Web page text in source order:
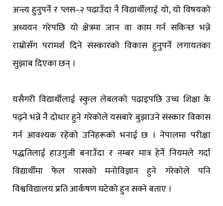
अन्त्य हुनुपर्ने र प्लस–२ पढाउँदा नै विद्यार्थीलाई यो, यो विषयको
अध्ययन गरेपछि यो क्षेत्रमा जान वा काम गर्न सकिन्छ भन्ने
राम्रोसँग परामर्श दिने संस्कारको विकास हुनुपर्ने लगायतका
सुझाब दिएका छन् ।
यसैगरी विद्यार्थीलाई स्कुल लेबलको पढाइपछि उच्च शिक्षा के
पढ्ने भन्ने नै दोधार हुने गरेकोले यसबारे बुझाउने संस्कार विकास
गर्न आवश्यक रहेको उनिहरूको भनाई छ । नेपालमा परीक्षा
पद्धतिलाई हाउगुजी बनाउँदा र नम्बर मात्र हेर्ने नियमले गर्दा
विद्यार्थीमा फेल पासको मनोविज्ञान हुने गरेकोले पनि
विश्वविद्यालय प्रति आर्कषण घटेको हुन सक्ने बताए ।